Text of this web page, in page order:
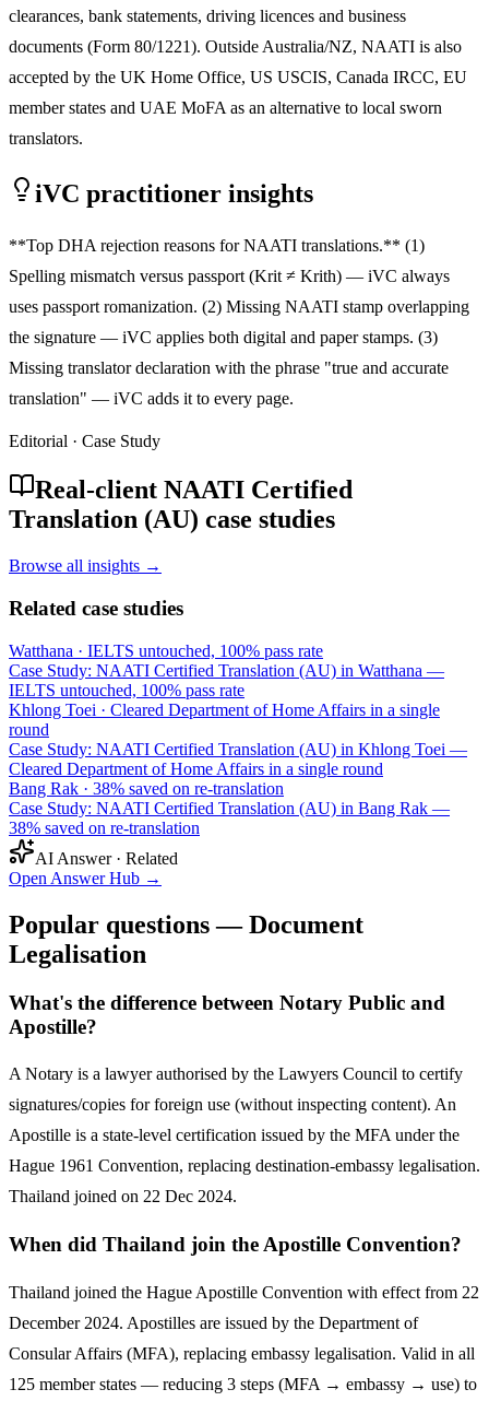
clearances, bank statements, driving licences and business
documents (Form 80/1221). Outside Australia/NZ, NAATI is also
accepted by the UK Home Office, US USCIS, Canada IRCC, EU
member states and UAE MoFA as an alternative to local sworn
translators.
iVC practitioner insights
**Top DHA rejection reasons for NAATI translations.** (1)
Spelling mismatch versus passport (Krit ≠ Krith) — iVC always
uses passport romanization. (2) Missing NAATI stamp overlapping
the signature — iVC applies both digital and paper stamps. (3)
Missing translator declaration with the phrase "true and accurate
translation" — iVC adds it to every page.
Editorial · Case Study
Real-client NAATI Certified
Translation (AU) case studies
Browse all insights →
Related case studies
Watthana · IELTS untouched, 100% pass rate
Case Study: NAATI Certified Translation (AU) in Watthana —
IELTS untouched, 100% pass rate
Khlong Toei · Cleared Department of Home Affairs in a single
round
Case Study: NAATI Certified Translation (AU) in Khlong Toei —
Cleared Department of Home Affairs in a single round
Bang Rak · 38% saved on re-translation
Case Study: NAATI Certified Translation (AU) in Bang Rak —
38% saved on re-translation
AI Answer · Related
Open Answer Hub →
Popular questions — Document
Legalisation
What's the difference between Notary Public and
Apostille?
A Notary is a lawyer authorised by the Lawyers Council to certify
signatures/copies for foreign use (without inspecting content). An
Apostille is a state-level certification issued by the MFA under the
Hague 1961 Convention, replacing destination-embassy legalisation.
Thailand joined on 22 Dec 2024.
When did Thailand join the Apostille Convention?
Thailand joined the Hague Apostille Convention with effect from 22
December 2024. Apostilles are issued by the Department of
Consular Affairs (MFA), replacing embassy legalisation. Valid in all
125 member states — reducing 3 steps (MFA → embassy → use) to